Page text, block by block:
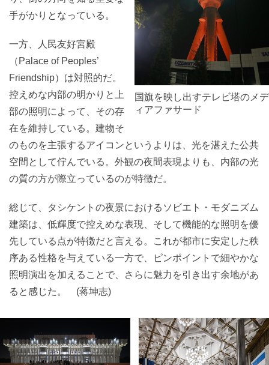
国旗を映し出すテレビ塔のメデ
ィアファサード
手がかりとなっている。
一方、人民友好宮殿
（Palace of Peoples’
Friendship）は対照的だ。
控えめな内部の明かりと上
部の照明によって、その存
在を維持している。建物そ
のものを主張するアイコンというよりは、光を湛えた公共
空間として佇んでいる。外観の夜間表現よりも、内部の光
の質の方が際立っているのが特徴だ。
総じて、タシケントの夜景におけるソビエト・モダニズム
建築は、低輝度で控えめな表現、そして機能的な照明を優
先している点が特徴だと言える。これが都市に安定した秩
序ある性格を与えている一方で、ピンポイントで細やかな
照明演出を加えることで、さらに魅力を引き出す余地があ
ると感じた。 (蒋坤志)